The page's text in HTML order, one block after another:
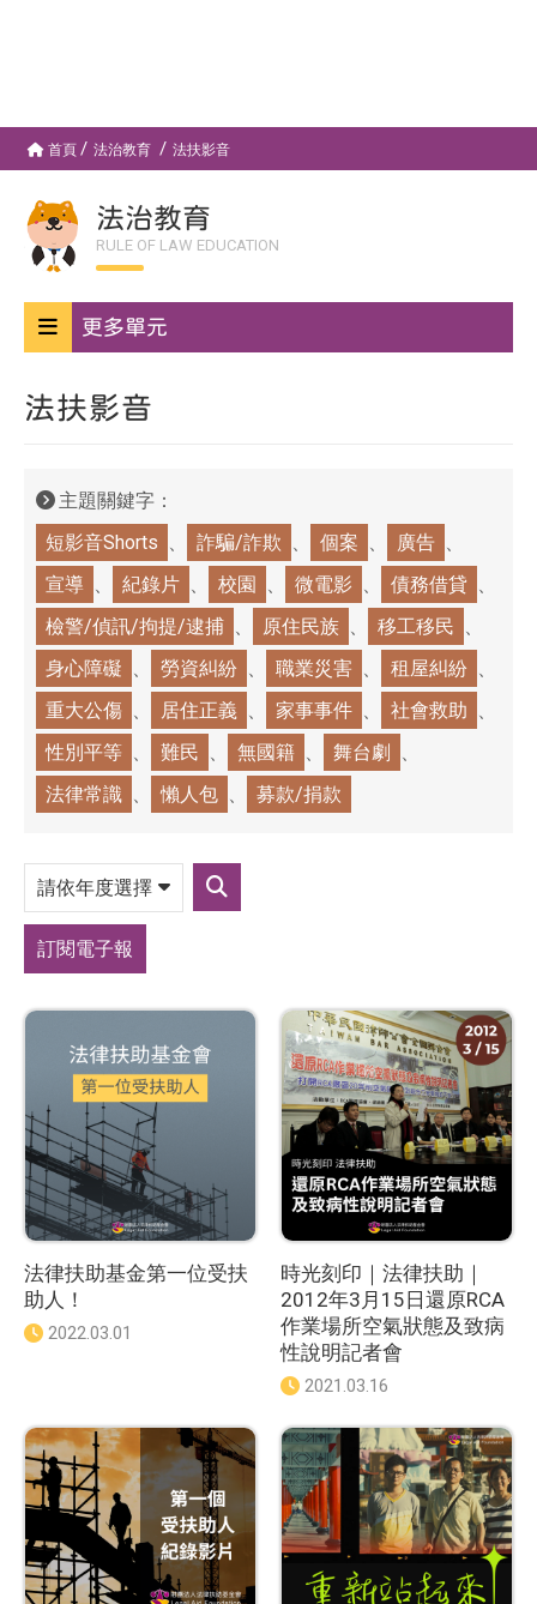
首頁 法治教育 法扶影音
法治教育
RULE OF LAW EDUCATION
更多單元
法扶影音
主題關鍵字：
短影音Shorts
詐騙/詐欺 個案
廣告
宣導
紀錄片 校園 微電影
債務借貸
檢警/偵訊/拘提/逮捕
原住民族
移工移民
身心障礙
勞資糾紛 職業災害
租屋糾紛
重大公傷
居住正義 家事事件
社會救助
性別平等
難民 無國籍
舞台劇
法律常識
懶人包 募款/捐款
依
年
度
選
擇
送
訂閱電子報
法律扶助基金第一位受扶
助人！
發
2022.03.01
時光刻印｜法律扶助｜
2012年3月15日還原RCA
作業場所空氣狀態及致病
性說明記者會
發
日
期
：
2021.03.16